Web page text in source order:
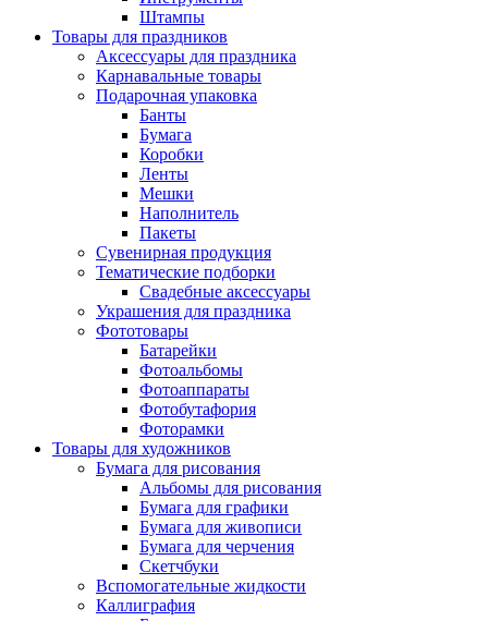
Штампы
Товары для праздников
Аксессуары для праздника
Карнавальные товары
Подарочная упаковка
Банты
Бумага
Коробки
Ленты
Мешки
Наполнитель
Пакеты
Сувенирная продукция
Тематические подборки
Свадебные аксессуары
Украшения для праздника
Фототовары
Батарейки
Фотоальбомы
Фотоаппараты
Фотобутафория
Фоторамки
Товары для художников
Бумага для рисования
Альбомы для рисования
Бумага для графики
Бумага для живописи
Бумага для черчения
Скетчбуки
Вспомогательные жидкости
Каллиграфия